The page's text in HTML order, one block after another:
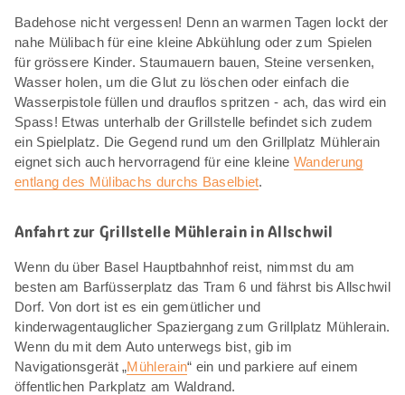
Badehose nicht vergessen! Denn an warmen Tagen lockt der
nahe Mülibach für eine kleine Abkühlung oder zum Spielen
für grössere Kinder. Staumauern bauen, Steine versenken,
Wasser holen, um die Glut zu löschen oder einfach die
Wasserpistole füllen und drauflos spritzen - ach, das wird ein
Spass! Etwas unterhalb der Grillstelle befindet sich zudem
ein Spielplatz. Die Gegend rund um den Grillplatz Mühlerain
eignet sich auch hervorragend für eine kleine Wanderung
entlang des Mülibachs durchs Baselbiet.
Anfahrt zur Grillstelle Mühlerain in Allschwil
Wenn du über Basel Hauptbahnhof reist, nimmst du am
besten am Barfüsserplatz das Tram 6 und fährst bis Allschwil
Dorf. Von dort ist es ein gemütlicher und
kinderwagentauglicher Spaziergang zum Grillplatz Mühlerain.
Wenn du mit dem Auto unterwegs bist, gib im
Navigationsgerät „Mühlerain“ ein und parkiere auf einem
öffentlichen Parkplatz am Waldrand.